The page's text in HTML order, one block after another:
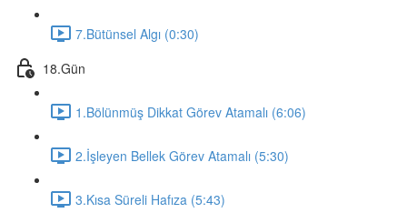
7.Bütünsel Algı (0:30)
18.Gün
1.Bölünmüş Dikkat Görev Atamalı (6:06)
2.İşleyen Bellek Görev Atamalı (5:30)
3.Kısa Süreli Hafıza (5:43)